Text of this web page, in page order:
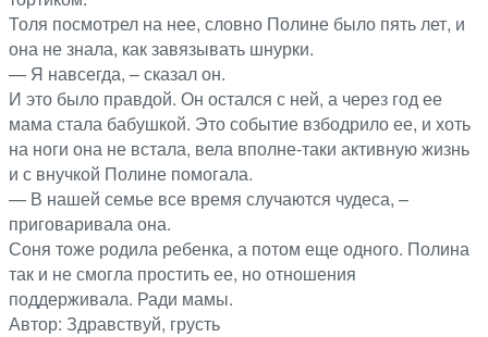
Толя посмотрел на нее, словно Полине было пять лет, и
она не знала, как завязывать шнурки.
— Я навсегда, – сказал он.
И это было правдой. Он остался с ней, а через год ее
мама стала бабушкой. Это событие взбодрило ее, и хоть
на ноги она не встала, вела вполне-таки активную жизнь
и с внучкой Полине помогала.
— В нашей семье все время случаются чудеса, –
приговаривала она.
Соня тоже родила ребенка, а потом еще одного. Полина
так и не смогла простить ее, но отношения
поддерживала. Ради мамы.
Автор: Здравствуй, грусть